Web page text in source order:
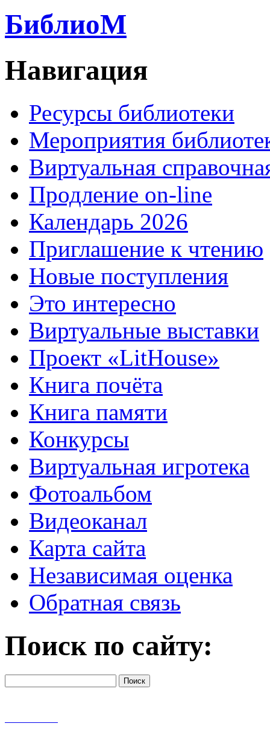
БиблиоМ
Навигация
Ресурсы библиотеки
Мероприятия
Виртуальная
Продление on-line
Календарь 2026
Приглашение к чтению
Новые поступления
Это интересно
Виртуальные выставки
Проект «LitHouse»
Книга почёта
Книга памяти
Конкурсы
Виртуальная игротека
Фотоальбом
Видеоканал
Карта сайта
Независимая оценка
Обратная связь
Поиск по сайту: